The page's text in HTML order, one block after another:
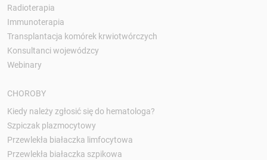
Radioterapia
Immunoterapia
Transplantacja komórek krwiotwórczych
Konsultanci wojewódzcy
Webinary
CHOROBY
Kiedy należy zgłosić się do hematologa?
Szpiczak plazmocytowy
Przewlekła białaczka limfocytowa
Przewlekła białaczka szpikowa